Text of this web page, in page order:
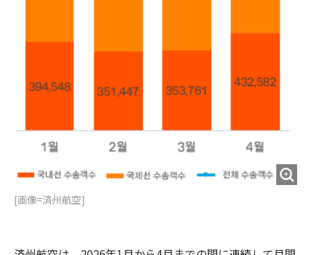
[画像=済州航空]